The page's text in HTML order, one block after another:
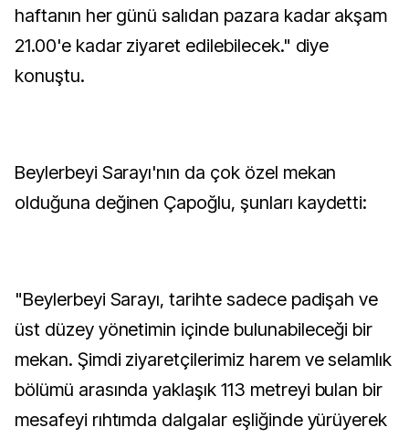
haftanın her günü salıdan pazara kadar akşam
21.00'e kadar ziyaret edilebilecek." diye
konuştu.
Beylerbeyi Sarayı'nın da çok özel mekan
olduğuna değinen Çapoğlu, şunları kaydetti:
"Beylerbeyi Sarayı, tarihte sadece padişah ve
üst düzey yönetimin içinde bulunabileceği bir
mekan. Şimdi ziyaretçilerimiz harem ve selamlık
bölümü arasında yaklaşık 113 metreyi bulan bir
mesafeyi rıhtımda dalgalar eşliğinde yürüyerek